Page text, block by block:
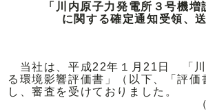
「川内原子力発電所３号機
に関する確定通知受領、
当社は、平成22年１月21日 「川
る環境影響評価書」（以下、「評
し、審査を受けておりました。